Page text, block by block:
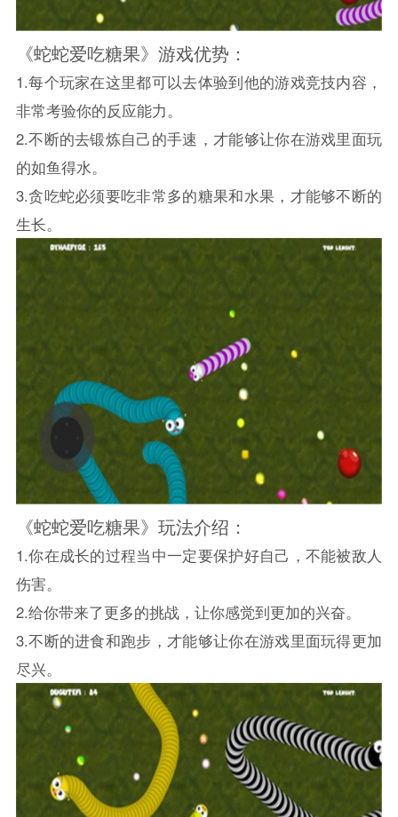
《蛇蛇爱吃糖果》游戏优势：
1.每个玩家在这里都可以去体验到他的游戏竞技内容，
非常考验你的反应能力。
2.不断的去锻炼自己的手速，才能够让你在游戏里面玩
的如鱼得水。
3.贪吃蛇必须要吃非常多的糖果和水果，才能够不断的
生长。
《蛇蛇爱吃糖果》玩法介绍：
1.你在成长的过程当中一定要保护好自己，不能被敌人
伤害。
2.给你带来了更多的挑战，让你感觉到更加的兴奋。
3.不断的进食和跑步，才能够让你在游戏里面玩得更加
尽兴。